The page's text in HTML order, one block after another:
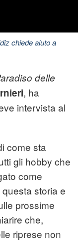
chiede aiuto a
delle
, ha
intervista al
come sta
gli hobby che
come
storia e
prossime
che,
riprese non